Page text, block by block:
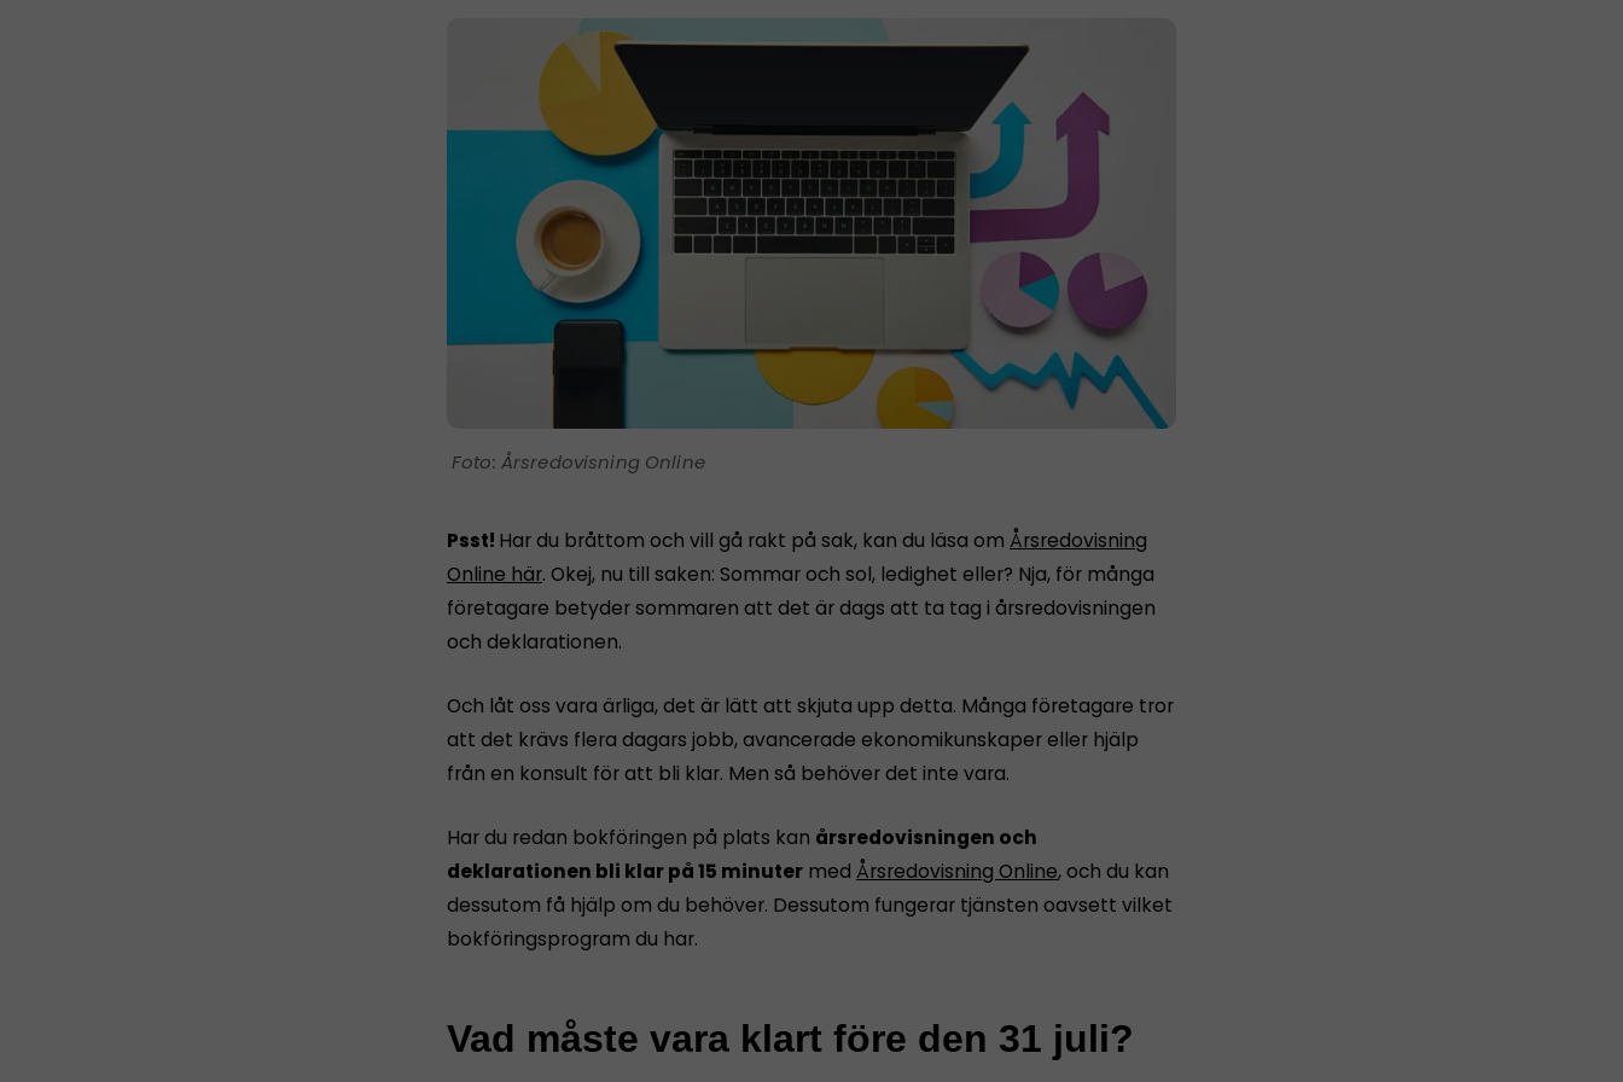
Årsredovisning Online
Psst! Har du bråttom och vill gå rakt på sak, kan du läsa om Årsredovisning
Online här. Okej, nu till saken: Sommar och sol, ledighet eller? Nja, för många
företagare betyder sommaren att det är dags att ta tag i årsredovisningen
och deklarationen.
Och låt oss vara ärliga, det är lätt att skjuta upp detta. Många företagare tror
att det krävs flera dagars jobb, avancerade ekonomikunskaper eller hjälp
från en konsult för att bli klar. Men så behöver det inte vara.
Har du redan bokföringen på plats kan årsredovisningen och
deklarationen bli klar på 15 minuter med Årsredovisning Online, och du kan
dessutom få hjälp om du behöver. Dessutom fungerar tjänsten oavsett vilket
bokföringsprogram du har.
Vad måste vara klart före den 31 juli?